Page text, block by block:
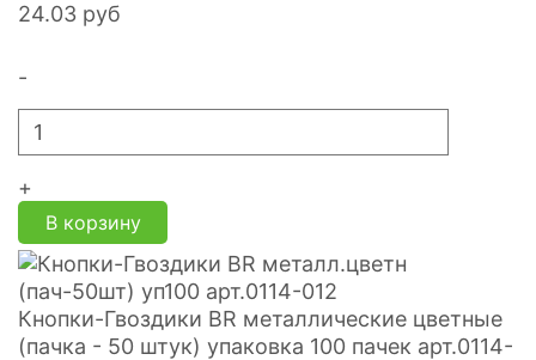
24.03 руб
-
+
В корзину
Кнопки-Гвоздики BR металлические цветные
(пачка - 50 штук) упаковка 100 пачек арт.0114-